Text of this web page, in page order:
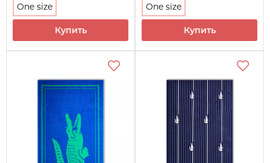
One size
Купить
One size
Купить